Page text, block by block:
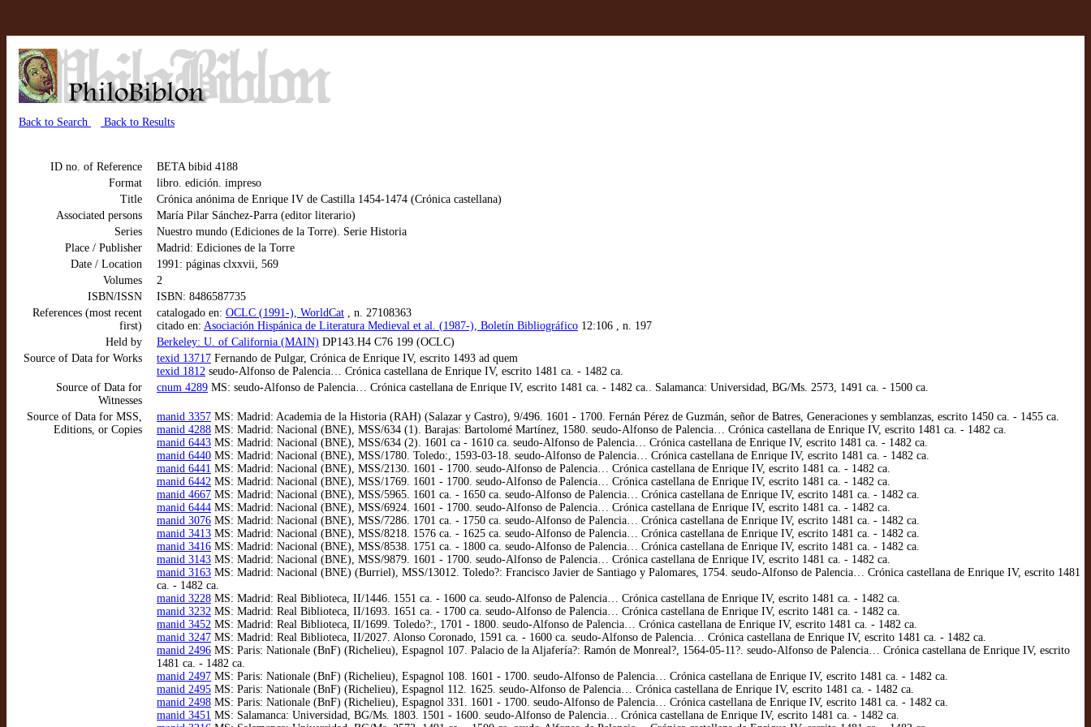
Back to Search Back to Results
ID no. of Reference
BETA bibid 4188
Format
libro. edición. impreso
Title
Crónica anónima de Enrique IV de Castilla 1454-1474 (Crónica castellana)
Associated persons
María Pilar Sánchez-Parra (editor literario)
Series
Nuestro mundo (Ediciones de la Torre). Serie Historia
Place / Publisher
Madrid: Ediciones de la Torre
Date / Location
1991: páginas clxxvii, 569
Volumes
2
ISBN/ISSN
ISBN: 8486587735
References (most recent
first)
catalogado en: OCLC (1991-), WorldCat , n. 27108363
citado en: Asociación Hispánica de Literatura Medieval et al. (1987-), Boletín Bibliográfico 12:106 , n. 197
Held by
Berkeley: U. of California (MAIN) DP143.H4 C76 199 (OCLC)
Source of Data for Works
texid 13717 Fernando de Pulgar, Crónica de Enrique IV, escrito 1493 ad quem
texid 1812 seudo-Alfonso de Palencia… Crónica castellana de Enrique IV, escrito 1481 ca. - 1482 ca.
Source of Data for
Witnesses
cnum 4289 MS: seudo-Alfonso de Palencia… Crónica castellana de Enrique IV, escrito 1481 ca. - 1482 ca.. Salamanca: Universidad, BG/Ms. 2573, 1491 ca. - 1500 ca.
Source of Data for MSS,
Editions, or Copies
manid 3357 MS: Madrid: Academia de la Historia (RAH) (Salazar y Castro), 9/496. 1601 - 1700. Fernán Pérez de Guzmán, señor de Batres, Generaciones y semblanzas, escrito 1450 ca. - 1455 ca.
manid 4288 MS: Madrid: Nacional (BNE), MSS/634 (1). Barajas: Bartolomé Martínez, 1580. seudo-Alfonso de Palencia… Crónica castellana de Enrique IV, escrito 1481 ca. - 1482 ca.
manid 6443 MS: Madrid: Nacional (BNE), MSS/634 (2). 1601 ca - 1610 ca. seudo-Alfonso de Palencia… Crónica castellana de Enrique IV, escrito 1481 ca. - 1482 ca.
manid 6440 MS: Madrid: Nacional (BNE), MSS/1780. Toledo:, 1593-03-18. seudo-Alfonso de Palencia… Crónica castellana de Enrique IV, escrito 1481 ca. - 1482 ca.
manid 6441 MS: Madrid: Nacional (BNE), MSS/2130. 1601 - 1700. seudo-Alfonso de Palencia… Crónica castellana de Enrique IV, escrito 1481 ca. - 1482 ca.
manid 6442 MS: Madrid: Nacional (BNE), MSS/1769. 1601 - 1700. seudo-Alfonso de Palencia… Crónica castellana de Enrique IV, escrito 1481 ca. - 1482 ca.
manid 4667 MS: Madrid: Nacional (BNE), MSS/5965. 1601 ca. - 1650 ca. seudo-Alfonso de Palencia… Crónica castellana de Enrique IV, escrito 1481 ca. - 1482 ca.
manid 6444 MS: Madrid: Nacional (BNE), MSS/6924. 1601 - 1700. seudo-Alfonso de Palencia… Crónica castellana de Enrique IV, escrito 1481 ca. - 1482 ca.
manid 3076 MS: Madrid: Nacional (BNE), MSS/7286. 1701 ca. - 1750 ca. seudo-Alfonso de Palencia… Crónica castellana de Enrique IV, escrito 1481 ca. - 1482 ca.
manid 3413 MS: Madrid: Nacional (BNE), MSS/8218. 1576 ca. - 1625 ca. seudo-Alfonso de Palencia… Crónica castellana de Enrique IV, escrito 1481 ca. - 1482 ca.
manid 3416 MS: Madrid: Nacional (BNE), MSS/8538. 1751 ca. - 1800 ca. seudo-Alfonso de Palencia… Crónica castellana de Enrique IV, escrito 1481 ca. - 1482 ca.
manid 3143 MS: Madrid: Nacional (BNE), MSS/9879. 1601 - 1700. seudo-Alfonso de Palencia… Crónica castellana de Enrique IV, escrito 1481 ca. - 1482 ca.
manid 3163 MS: Madrid: Nacional (BNE) (Burriel), MSS/13012. Toledo?: Francisco Javier de Santiago y Palomares, 1754. seudo-Alfonso de Palencia… Crónica castellana de Enrique IV, escrito 1481
ca. - 1482 ca.
manid 3228 MS: Madrid: Real Biblioteca, II/1446. 1551 ca. - 1600 ca. seudo-Alfonso de Palencia… Crónica castellana de Enrique IV, escrito 1481 ca. - 1482 ca.
manid 3232 MS: Madrid: Real Biblioteca, II/1693. 1651 ca. - 1700 ca. seudo-Alfonso de Palencia… Crónica castellana de Enrique IV, escrito 1481 ca. - 1482 ca.
manid 3452 MS: Madrid: Real Biblioteca, II/1699. Toledo?:, 1701 - 1800. seudo-Alfonso de Palencia… Crónica castellana de Enrique IV, escrito 1481 ca. - 1482 ca.
manid 3247 MS: Madrid: Real Biblioteca, II/2027. Alonso Coronado, 1591 ca. - 1600 ca. seudo-Alfonso de Palencia… Crónica castellana de Enrique IV, escrito 1481 ca. - 1482 ca.
manid 2496 MS: Paris: Nationale (BnF) (Richelieu), Espagnol 107. Palacio de la Aljafería?: Ramón de Monreal?, 1564-05-11?. seudo-Alfonso de Palencia… Crónica castellana de Enrique IV, escrito
1481 ca. - 1482 ca.
manid 2497 MS: Paris: Nationale (BnF) (Richelieu), Espagnol 108. 1601 - 1700. seudo-Alfonso de Palencia… Crónica castellana de Enrique IV, escrito 1481 ca. - 1482 ca.
manid 2495 MS: Paris: Nationale (BnF) (Richelieu), Espagnol 112. 1625. seudo-Alfonso de Palencia… Crónica castellana de Enrique IV, escrito 1481 ca. - 1482 ca.
manid 2498 MS: Paris: Nationale (BnF) (Richelieu), Espagnol 331. 1601 - 1700. seudo-Alfonso de Palencia… Crónica castellana de Enrique IV, escrito 1481 ca. - 1482 ca.
manid 3451 MS: Salamanca: Universidad, BG/Ms. 1803. 1501 - 1600. seudo-Alfonso de Palencia… Crónica castellana de Enrique IV, escrito 1481 ca. - 1482 ca.